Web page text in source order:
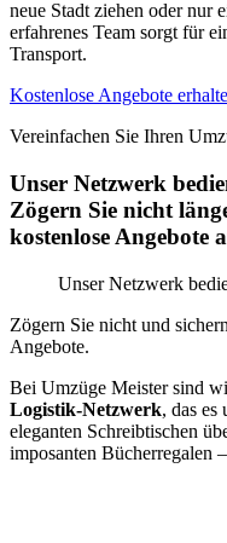
neue Stadt ziehen oder nur
erfahrenes Team sorgt für
Transport.
Kostenlose Angebote
Vereinfachen Sie Ihren
Unser Netzwerk
Zögern Sie nicht
kostenlose Angebote
Unser Netzwerk
Zögern Sie nicht und
Angebote.
Bei Umzüge Meister sind
Logistik-Netzwerk, das
eleganten Schreibtischen
imposanten Bücherregalen